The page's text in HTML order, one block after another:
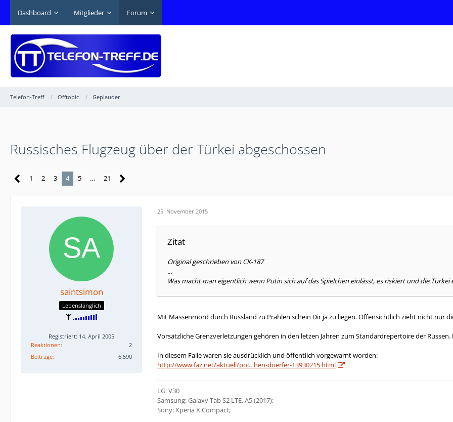
Dashboard Mitglieder Forum
Telefon-Treff Offtopic Geplauder
Russisches Flugzeug über der Türkei abgeschossen
1 2 3 4 5 … 21
saintsimon
Lebenslänglich
Registriert: 14. April 2005
Reaktionen
2
Beiträge
6.590
25. November 2015
Zitat
Original geschrieben von CK-187
...
Was macht man eigentlich wenn Putin sich auf das Spielchen einlässt, es riskiert und die
Mit Massenmord durch Russland zu Prahlen schein Dir ja zu liegen. Offensichtlich zieht nicht nur
Vorsätzliche Grenzverletzungen gehören in den letzen Jahren zum Standardrepertoire der
In diesem Falle waren sie ausdrücklich und öffentlich vorgewarnt worden:
http://www.faz.net/aktuell/pol…hen-doerfer-13930215.html
LG: V30
Samsung: Galaxy Tab S2 LTE, A5 (2017);
Sony: Xperia X Compact;